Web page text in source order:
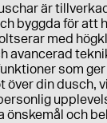
är
byggda för att
med
avancerad
som
över din dusch,
önskemål och